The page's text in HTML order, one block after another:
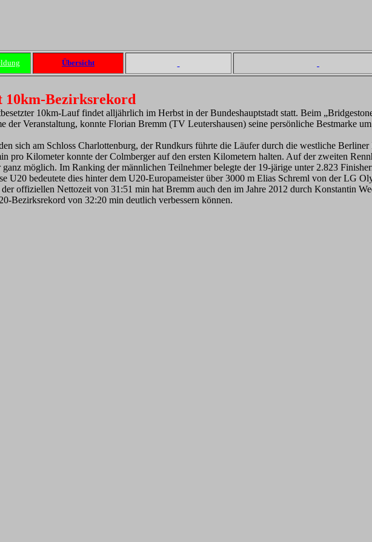
Übersicht
Bezirksrekord
10km-Lauf findet alljährlich im Herbst in der Bundeshauptstadt statt. Beim
der Veranstaltung, konnte Florian Bremm (TV Leutershausen) seine persönliche Bestmarke
sich am Schloss Charlottenburg, der Rundkurs führte die Läufer durch die westliche Berliner
pro Kilometer konnte der Colmberger auf den ersten Kilometern halten. Auf der zweiten
möglich. Im Ranking der männlichen Teilnehmer belegte der 19-järige unter 2.823
U20 bedeutete dies hinter dem U20-Europameister über 3000 m Elias Schreml von der LG
offiziellen Nettozeit von 31:51 min hat Bremm auch den im Jahre 2012 durch Konstantin
Bezirksrekord von 32:20 min deutlich verbessern können.